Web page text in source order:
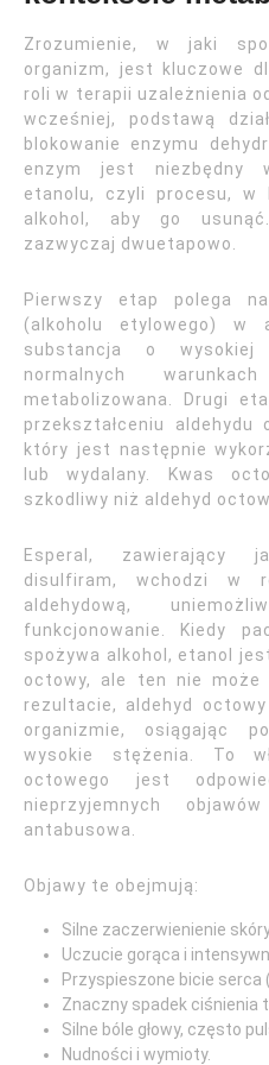
Zrozumienie, w jaki
organizm, jest kluczowe
roli w terapii uzależnienia
wcześniej, podstawą
blokowanie enzymu
enzym jest niezbędny
etanolu, czyli procesu, w
alkohol, aby go
zazwyczaj dwuetapowo.
Pierwszy etap polega
(alkoholu etylowego) w
substancja o
normalnych
metabolizowana. Drugi
przekształceniu
który jest następnie
lub wydalany. Kwas
szkodliwy niż aldehyd
Esperal, zawierający
disulfiram, wchodzi w
aldehydową,
funkcjonowanie. Kiedy
spożywa alkohol, etanol
octowy, ale ten nie może
rezultacie, aldehyd
organizmie, osiągając
wysokie stężenia. To
octowego jest
nieprzyjemnych
antabusowa.
Objawy te obejmują:
Silne zaczerwienienie
Uczucie gorąca i
Przyspieszone bicie serca
Znaczny spadek ciśnienia
Silne bóle głowy, często
Nudności i wymioty.